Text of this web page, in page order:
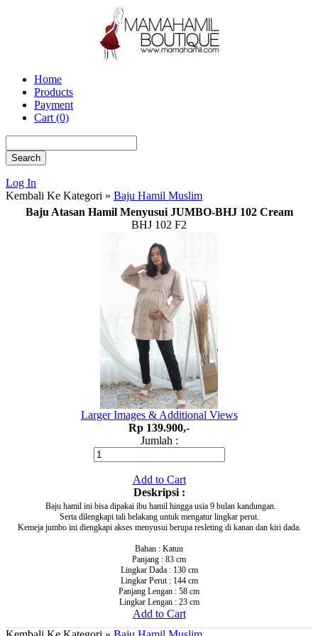
Home
Products
Payment
Cart (0)
Log In
Kembali Ke Kategori » Baju Hamil Muslim
Baju Atasan Hamil Menyusui JUMBO-BHJ 102 Cream
BHJ 102 F2
Larger Images & Additional Views
Rp 139.900,-
Jumlah :
Add to Cart
Deskripsi :
Baju hamil ini bisa dipakai ibu hamil hingga usia 9 bulan kandungan.
Serta dilengkapi tali belakang untuk mengatur lingkar perut.
Kemeja jumbo ini diengkapi akses menyusui berupa resleting di kanan dan kiri dada.
Bahan : Katun
Panjang : 83 cm
Lingkar Dada : 130 cm
Lingkar Perut : 144 cm
Panjang Lengan : 58 cm
Lingkar Lengan : 23 cm
Add to Cart